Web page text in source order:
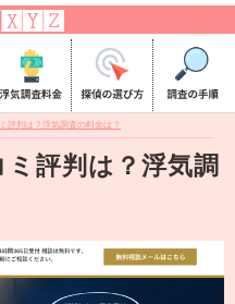
評判は？浮気調査の料金は？
評判は？浮気調